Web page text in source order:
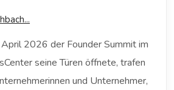
2026 der Founder Summit im
seine Türen öffnete, trafen
und Unternehmer,